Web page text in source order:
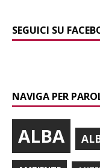
SEGUICI SU
NAVIGA PER
ALBA